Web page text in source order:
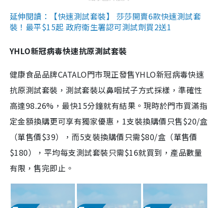
延伸閱讀：【快速測試套裝】 莎莎開賣6款快速測試套
裝！最平$15起 政府衛生署認可測試劑買2送1
YHLO新冠病毒快速抗原測試套裝
健康食品品牌CATALO門市現正發售YHLO新冠病毒快速
抗原測試套裝，測試套裝以鼻咽拭子方式採樣，準確性
高達98.26%，最快15分鐘就有結果。現時於門市買滿指
定金額換購更可享有獨家優惠，1支裝換購價只售$20/盒
（單售價$39），而5支裝換購價只需$80/盒（單售價
$180），平均每支測試套裝只需$16就買到，產品數量
有限，售完即止。